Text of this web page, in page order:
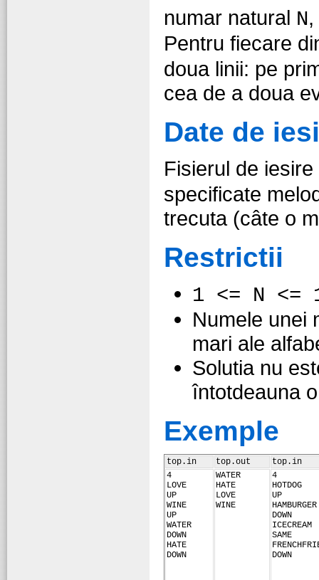
numar natural N
Pentru fiecare
doua linii: pe
cea de a doua
Date de
Fisierul de iesire
specificate
trecuta (câte o
Restrictii
1 <= N <=
Numele unei
mari ale
Solutia nu
întotdeauna
Exemple
top.in top.out
top.in
4
LOVE
UP
WINE
UP
WATER
DOWN
HATE
DOWN
WATER
HATE
LOVE
WINE
4
HOTDOG
UP
HAMBURGER
DOWN
ICECREAM
SAME
DOWN